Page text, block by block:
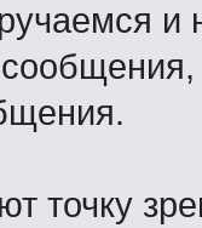
и
точку